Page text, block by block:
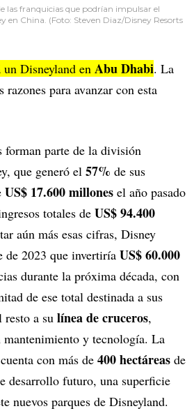
las franquicias que podrían impulsar el
en China. (Foto: Steven Diaz/Disney Resorts
Disneyland en Abu Dhabi. La
razones para avanzar con esta
forman parte de la división
que generó el 57% de sus
US$ 17.600 millones el año pasado
totales de US$ 94.400
aún más esas cifras, Disney
de 2023 que invertiría US$ 60.000
durante la próxima década, con
de ese total destinada a sus
resto a su línea de cruceros,
mantenimiento y tecnología. La
con más de 400 hectáreas de
desarrollo futuro, una superficie
nuevos parques de Disneyland.